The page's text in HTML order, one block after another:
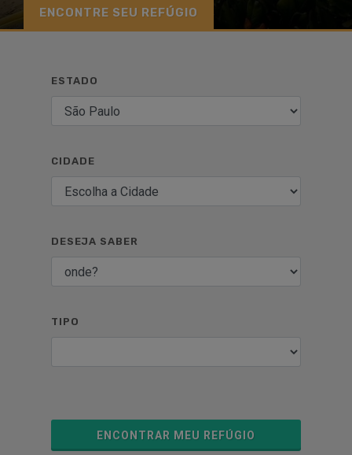
ENCONTRE SEU REFÚGIO
ESTADO
CIDADE
DESEJA SABER
TIPO